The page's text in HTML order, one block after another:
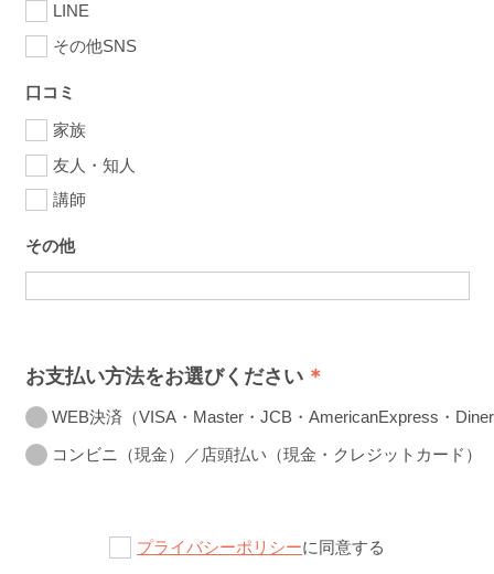
LINE
その他SNS
口コミ
家族
友人・知人
講師
その他
お支払い方法をお選びください
WEB決済（VISA・Master・JCB・AmericanExpress・
コンビニ（現金）／店頭払い（現金・クレジットカード）
プライバシーポリシーに同意する